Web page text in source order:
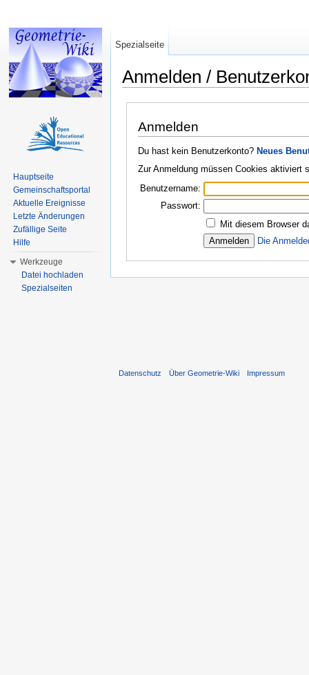
Anmelden /
Anmelden
Du hast kein Benutzerkonto? Neues
Zur Anmeldung müssen Cookies aktiviert
Benutzername:
Passwort:
Mit diesem Browser
Die
Spezialseite
Hauptseite
Gemeinschaftsportal
Aktuelle Ereignisse
Letzte Änderungen
Zufällige Seite
Hilfe
Werkzeuge
Datei hochladen
Spezialseiten
Datenschutz Über Geometrie-Wiki Impressum